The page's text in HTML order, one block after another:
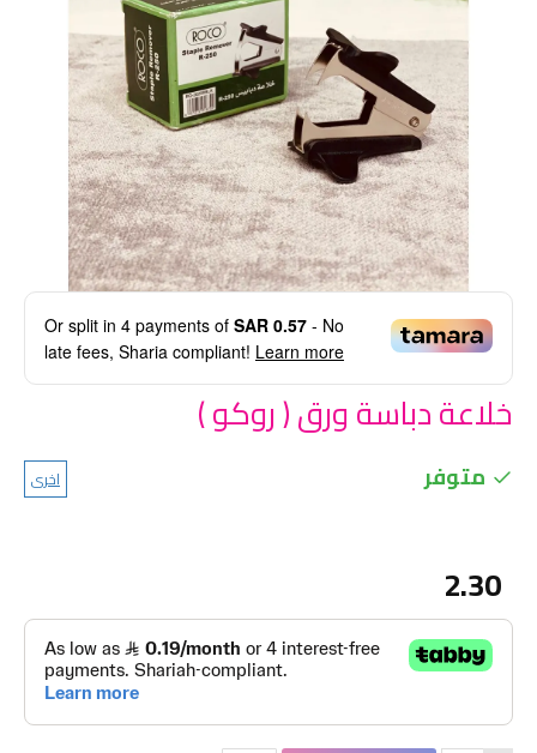
Or split in 4 payments of SAR 0.57 - No
late fees, Sharia compliant! Learn more
خلاعة دباسة ورق ( روكو )
متوفر اخرى
2.30